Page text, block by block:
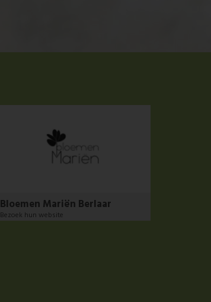
Bloemen Mariën Berlaar
Bezoek hun website